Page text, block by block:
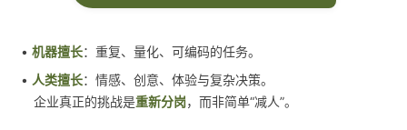
• 机器擅长：重复、量化、可编码的任务。
• 人类擅长：情感、创意、体验与复杂决策。
企业真正的挑战是重新分岗，而非简单“减人”。